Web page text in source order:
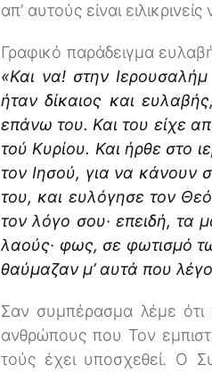
απ’ αυτούς είναι
Γραφικό παράδειγμα
«Και να! στην
ήταν δίκαιος και
επάνω του. Και του είχε
τού Κυρίου. Και ήρθε στο
τον Ιησού, για να κάνουν
του, και ευλόγησε τον
τον λόγο σου· επειδή, τα
λαούς· φως, σε φωτισμό
θαύμαζαν μ’ αυτά που
Σαν συμπέρασμα λέμε ότι
ανθρώπους που Τον
τούς έχει υποσχεθεί. Ο